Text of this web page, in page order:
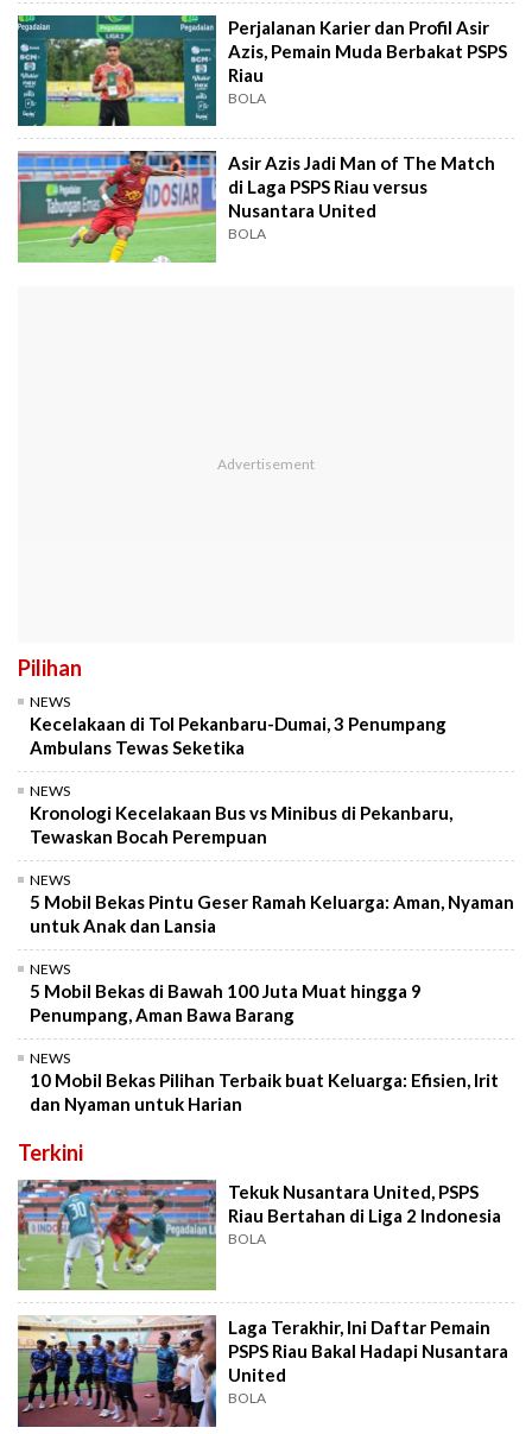
Perjalanan Karier dan Profil Asir
Azis, Pemain Muda Berbakat PSPS
Riau
BOLA
Asir Azis Jadi Man of The Match
di Laga PSPS Riau versus
Nusantara United
BOLA
Pilihan
NEWS
Kecelakaan di Tol Pekanbaru-Dumai, 3 Penumpang
Ambulans Tewas Seketika
NEWS
Kronologi Kecelakaan Bus vs Minibus di Pekanbaru,
Tewaskan Bocah Perempuan
NEWS
5 Mobil Bekas Pintu Geser Ramah Keluarga: Aman, Nyaman
untuk Anak dan Lansia
NEWS
5 Mobil Bekas di Bawah 100 Juta Muat hingga 9
Penumpang, Aman Bawa Barang
NEWS
10 Mobil Bekas Pilihan Terbaik buat Keluarga: Efisien, Irit
dan Nyaman untuk Harian
Terkini
Tekuk Nusantara United, PSPS
Riau Bertahan di Liga 2 Indonesia
BOLA
Laga Terakhir, Ini Daftar Pemain
PSPS Riau Bakal Hadapi Nusantara
United
BOLA